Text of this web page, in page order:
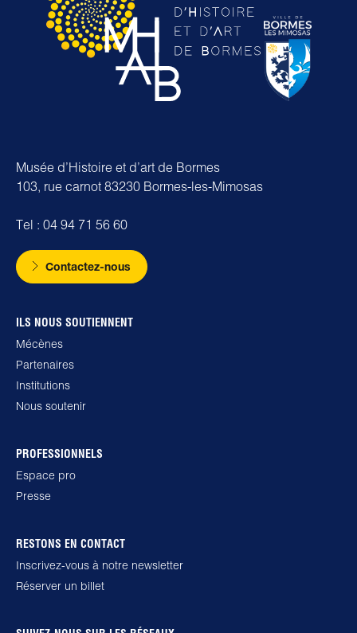
Musée d’Histoire et d’art de Bormes
103, rue carnot 83230 Bormes-les-Mimosas
Tel : 04 94 71 56 60
Contactez-nous
ILS NOUS SOUTIENNENT
Mécènes
Partenaires
Institutions
Nous soutenir
PROFESSIONNELS
Espace pro
Presse
RESTONS EN CONTACT
Inscrivez-vous à notre newsletter
Réserver un billet